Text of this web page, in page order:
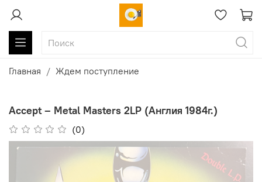
Главная Ждем поступление
Accept ‎– Metal Masters 2LP (Англия 1984г.)
(0)